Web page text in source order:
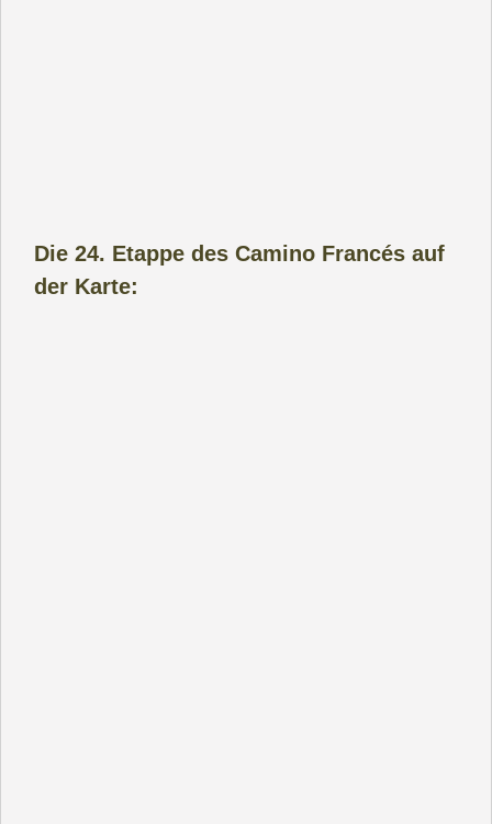
Die 24. Etappe des Camino Francés auf
der Karte: